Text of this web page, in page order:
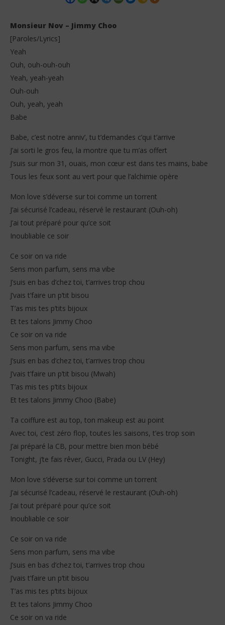
Monsieur Nov – Jimmy Choo (Paroles/Lyrics)
27
novembre
2025
Stone
Monsieur Nov – Jimmy Choo
[Paroles/Lyrics]
Yeah
Ouh, ouh-ouh-ouh
Yeah, yeah-yeah
Ouh-ouh
Ouh, yeah, yeah
Babe
Babe, c’est notre anniv’, tu t’demandes c’qui t’arrive
J’ai sorti le gros feu, la montre que tu m’as offert
J’suis sur mon 31, ouais, mon cœur est dans tes mains, babe
Tous les feux sont au vert pour que l’alchimie opère
Mon love s’déverse sur toi comme un torrent
J’ai sécurisé l’cadeau, réservé le restaurant (Ouh-oh)
J’ai tout préparé pour qu’ce soit
Inoubliable ce soir
Ce soir on va ride
Sens mon parfum, sens ma vibe
J’suis en bas d’chez toi, t’arrives trop chou
J’vais t’faire un p’tit bisou
T’as mis tes p’tits bijoux
Et tes talons Jimmy Choo
Ce soir on va ride
Sens mon parfum, sens ma vibe
J’suis en bas d’chez toi, t’arrives trop chou
J’vais t’faire un p’tit bisou (Mwah)
T’as mis tes p’tits bijoux
Et tes talons Jimmy Choo (Babe)
Ta coiffure est au top, ton makeup est au point
Avec toi, c’est zéro flop, toutes les saisons, t’es trop soin
J’ai préparé la CB, pour mettre bien mon bébé
Tonight, j’te fais rêver, Gucci, Prada ou LV (Hey)
Mon love s’déverse sur toi comme un torrent
J’ai sécurisé l’cadeau, réservé le restaurant (Ouh-oh)
J’ai tout préparé pour qu’ce soit
Inoubliable ce soir
Ce soir on va ride
Sens mon parfum, sens ma vibe
J’suis en bas d’chez toi, t’arrives trop chou
J’vais t’faire un p’tit bisou
T’as mis tes p’tits bijoux
Et tes talons Jimmy Choo
Ce soir on va ride